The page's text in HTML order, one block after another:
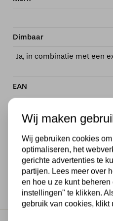
Dimbaar
Ja, in combinatie met een
EAN
Voltage
Wattage
Wij maken
Wij gebruiken cookies
optimaliseren, het
gerichte advertenties te
partijen. Lees meer over
en hoe u ze kunt
instellingen" te klikken.
gebruik van cookies, klikt